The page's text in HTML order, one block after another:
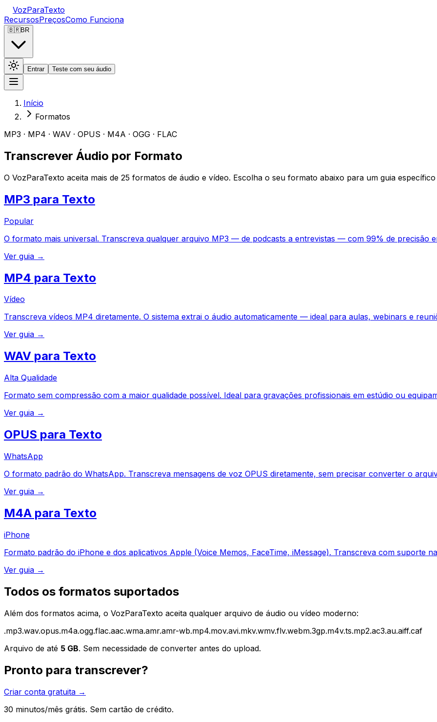
VozParaTexto
RecursosPreçosComo Funciona
🇧🇷BR
Entrar Teste com seu áudio
Início
Formatos
MP3 · MP4 · WAV · OPUS · M4A · OGG · FLAC
Transcrever Áudio por Formato
O VozParaTexto aceita mais de 25 formatos de áudio e vídeo. Escolha o seu formato abaixo para um guia
MP3 para Texto
Popular
O formato mais universal. Transcreva qualquer arquivo MP3 — de podcasts a entrevistas — com 99% de precisão
Ver guia →
MP4 para Texto
Vídeo
Transcreva vídeos MP4 diretamente. O sistema extrai o áudio automaticamente — ideal para aulas, webinars e
Ver guia →
WAV para Texto
Alta Qualidade
Formato sem compressão com a maior qualidade possível. Ideal para gravações profissionais em estúdio ou
Ver guia →
OPUS para Texto
WhatsApp
O formato padrão do WhatsApp. Transcreva mensagens de voz OPUS diretamente, sem precisar converter o
Ver guia →
M4A para Texto
iPhone
Formato padrão do iPhone e dos aplicativos Apple (Voice Memos, FaceTime, iMessage). Transcreva com suporte
Ver guia →
Todos os formatos suportados
Além dos formatos acima, o VozParaTexto aceita qualquer arquivo de áudio ou vídeo moderno:
.mp3.wav.opus.m4a.ogg.flac.aac.wma.amr.amr-wb.mp4.mov.avi.mkv.wmv.flv.webm.3gp.m4v.ts.mp2.ac3.au.aiff.caf
Arquivo de até 5 GB. Sem necessidade de converter antes do upload.
Pronto para transcrever?
Criar conta gratuita →
30 minutos/mês grátis. Sem cartão de crédito.